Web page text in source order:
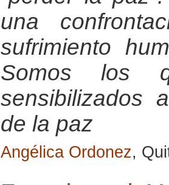
una
sufrimiento
Somos los
sensibilizados
de la paz
Angélica Ordonez,